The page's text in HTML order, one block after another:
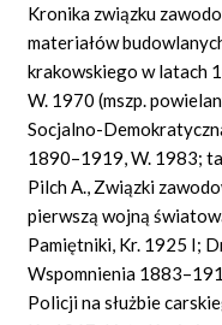
Kronika związku
materiałów
krakowskiego w latach
W. 1970 (mszp.
Socjalno-
1890–1919, W. 1983;
Pilch A., Związki
pierwszą wojną
Pamiętniki, Kr. 1925 I;
Wspomnienia
Policji na służbie